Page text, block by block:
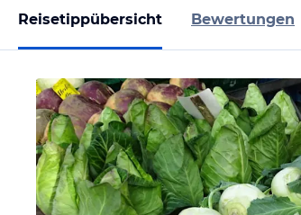
Reisetippübersicht Bewertungen